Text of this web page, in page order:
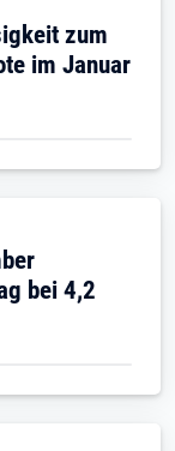
zum
im Januar
bei 4,2